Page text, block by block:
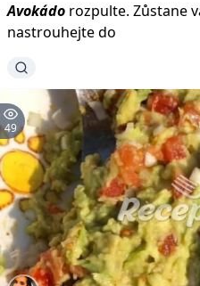
Avokádo rozpulte. Zůstane
nastrouhejte do
49